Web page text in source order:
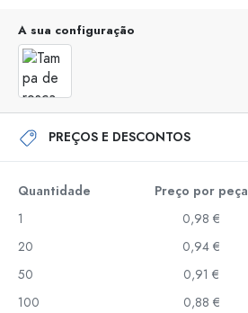
A sua configuração
PREÇOS E DESCONTOS
Quantidade Preço por peça
1
0,98 €
20
0,94 €
50
0,91 €
100
0,88 €